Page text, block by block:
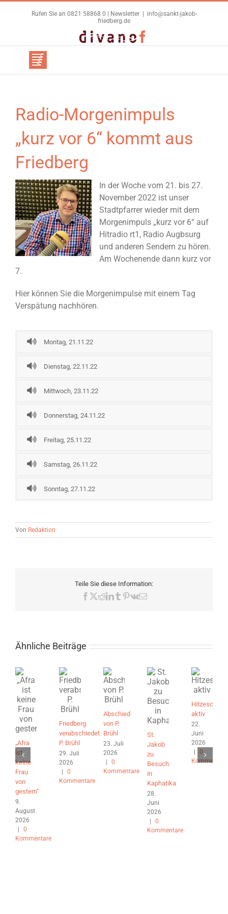
Rufen Sie an 0821 58868 0 | Newsletter
info@sankt-jakob-
friedberg.de
Benutzerdefiniert
Radio-Morgenimpuls
„kurz vor 6“ kommt aus
Friedberg
In der Woche vom 21. bis 27.
November 2022 ist unser
Stadtpfarrer wieder mit dem
Morgenimpuls „kurz vor 6“ auf
Hitradio rt1, Radio Augbsurg
und anderen Sendern zu hören.
Am Wochenende dann kurz vor
7.
Hier können Sie die Morgenimpulse mit einem Tag
Verspätung nachhören.
Montag, 21.11.22
Dienstag, 22.11.22
Mittwoch, 23.11.22
Donnerstag, 24.11.22
Freitag, 25.11.22
Samstag, 26.11.22
Sonntag, 27.11.22
Von Redaktion
Teile Sie diese Information:
Facebook
X Reddit
LinkedIn
Tumblr
Pinterest
VkE-
Ähnliche Beiträge
„Afra
ist
keine
Frau
von
gestern“
9.
August
2026
|
0
Kommentare
Friedberg
verabschiedet
P. Brühl
29. Juli
2026
|
0
Kommentare
Abschied
von P.
Brühl
23. Juli
2026
|
0
Kommentare
St.
Jakob
zu
Besuch
in
Kaphatika
28.
Juni
2026
|
0
Kommentare
aktiv
22.
Juni
2026
|
0
Kommentare